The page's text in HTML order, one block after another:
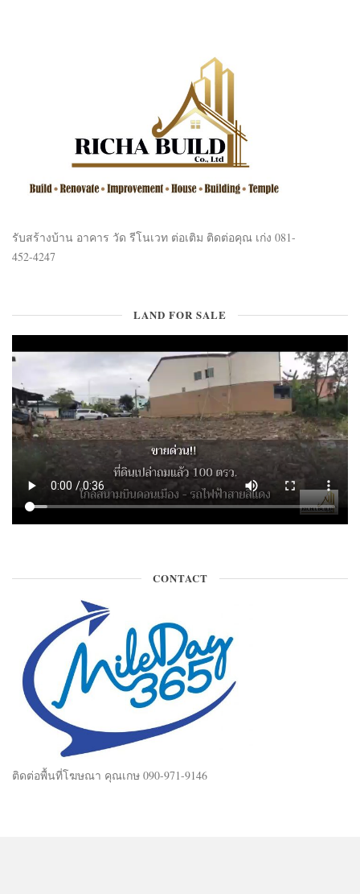
รับสร้างบ้าน อาคาร วัด รีโนเวท ต่อเติม ติดต่อคุณ เก่ง 081-
452-4247
LAND FOR SALE
CONTACT
ติดต่อพื้นที่โฆษณา คุณเกษ 090-971-9146